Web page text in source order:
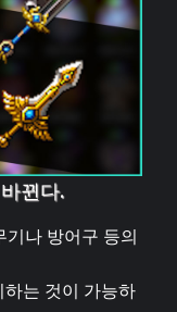
뀐다.
기나 방어구 등의
는 것이 가능하